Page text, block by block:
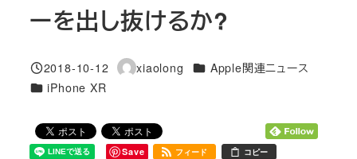
ーを出し抜けるか?
投稿日
2018-10-12
著
xiaolong カテゴリー
Apple関連ニュース
カテゴリー
iPhone XR
Save フィード コピー